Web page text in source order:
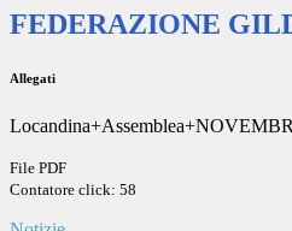
FEDERAZIONE
Allegati
File PDF
Contatore click: 58